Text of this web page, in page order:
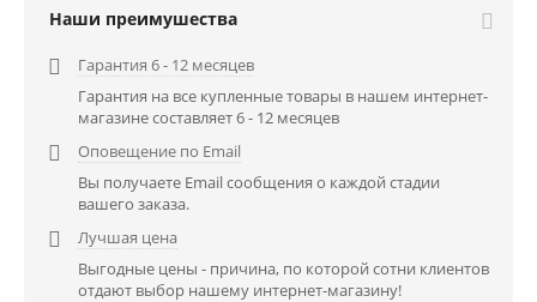
Наши преимушества

Гарантия 6 - 12 месяцев
Гарантия на все купленные товары в нашем интернет-
магазине составляет 6 - 12 месяцев

Оповещение по Email
Вы получаете Email сообщения о каждой стадии
вашего заказа.

Лучшая цена
Выгодные цены - причина, по которой сотни клиентов
отдают выбор нашему интернет-магазину!